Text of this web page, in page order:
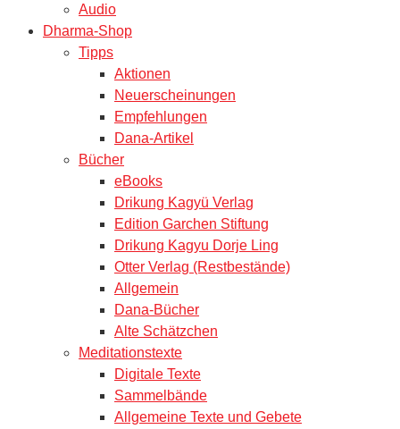
Audio
Dharma-Shop
Tipps
Aktionen
Neuerscheinungen
Empfehlungen
Dana-Artikel
Bücher
eBooks
Drikung Kagyü Verlag
Edition Garchen Stiftung
Drikung Kagyu Dorje Ling
Otter Verlag (Restbestände)
Allgemein
Dana-Bücher
Alte Schätzchen
Meditationstexte
Digitale Texte
Sammelbände
Allgemeine Texte und Gebete